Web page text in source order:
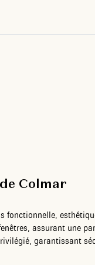
Colmar
fonctionnelle,
assurant une
garantissant